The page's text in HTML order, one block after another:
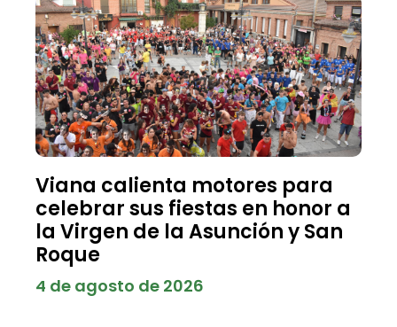
Viana calienta motores para
celebrar sus fiestas en honor a
la Virgen de la Asunción y San
Roque
4 de agosto de 2026